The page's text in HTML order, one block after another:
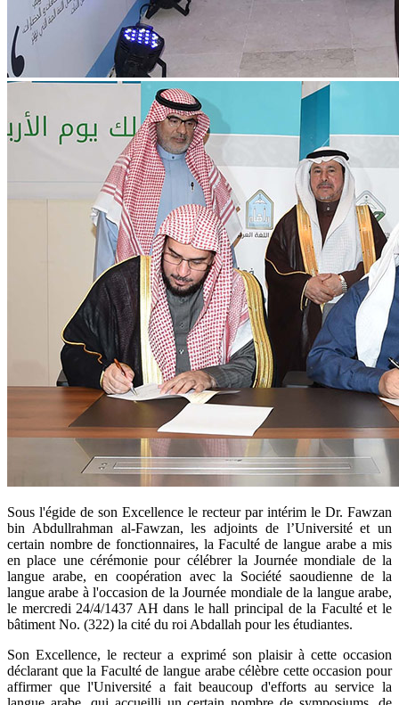
​Sous l'égide de son Excellence le recteur par intérim le Dr. Fawzan
bin Abdullrahman al-Fawzan, les adjoints de l’Université et un
certain nombre de fonctionnaires, la Faculté de langue arabe a mis
en place une cérémonie pour célébrer la Journée mondiale de la
langue arabe, en coopération avec la Société saoudienne de la
langue arabe à l'occasion de la Journée mondiale de la langue arabe,
le mercredi 24/4/1437 AH dans le hall principal de la Faculté et le
bâtiment No. (322) la cité du roi Abdallah pour les étudiantes.
Son Excellence, le recteur a exprimé son plaisir à cette occasion
déclarant que la Faculté de langue arabe célèbre cette occasion pour
affirmer que l'Université a fait beaucoup d'efforts au service la